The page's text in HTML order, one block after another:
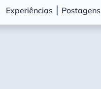
Experiências Postagens